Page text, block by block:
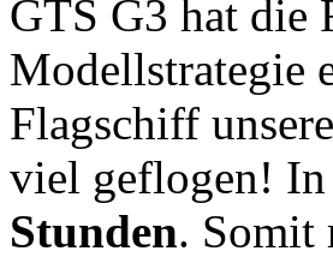
GTS G3 hat die
Modellstrategie
Flagschiff
viel geflogen! In
Stunden. Somit